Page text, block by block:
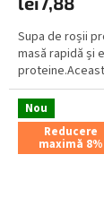
Supa de roșii
masă rapidă și
Nou
Reducere
maximă 8%